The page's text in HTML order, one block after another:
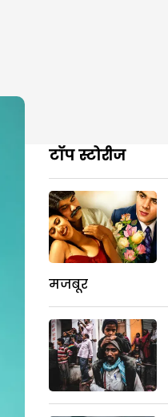
टॉप स्टोरीज
मजबूर